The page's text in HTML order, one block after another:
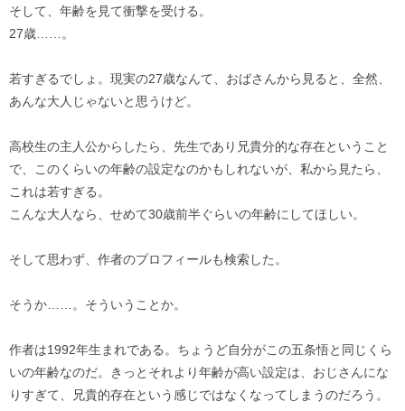
そして、年齢を見て衝撃を受ける。
27歳……。
若すぎるでしょ。現実の27歳なんて、おばさんから見ると、全然、
あんな大人じゃないと思うけど。
高校生の主人公からしたら、先生であり兄貴分的な存在ということ
で、このくらいの年齢の設定なのかもしれないが、私から見たら、
これは若すぎる。
こんな大人なら、せめて30歳前半ぐらいの年齢にしてほしい。
そして思わず、作者のプロフィールも検索した。
そうか……。そういうことか。
作者は1992年生まれである。ちょうど自分がこの五条悟と同じくら
いの年齢なのだ。きっとそれより年齢が高い設定は、おじさんにな
りすぎて、兄貴的存在という感じではなくなってしまうのだろう。